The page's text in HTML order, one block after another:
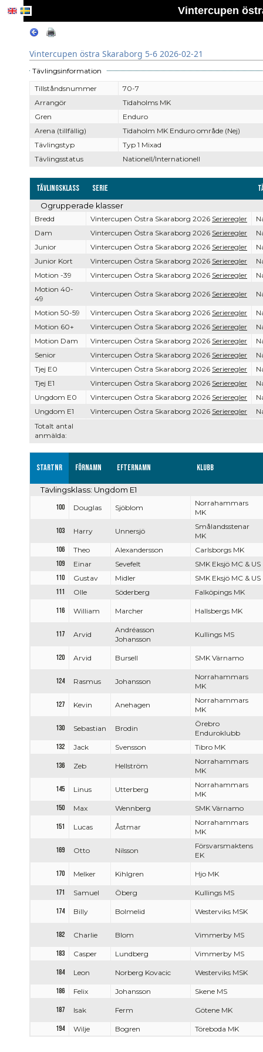
Vintercupen
Vintercupen östra Skaraborg 5-6 2026-02-21
Tävlingsinformation
Tillståndsnummer
70-7
Arrangör
Tidaholms MK
Gren
Enduro
Arena (tillfällig)
Tidaholm MK Enduro område (Nej)
Tävlingstyp
Typ 1 Mixad
Tävlingsstatus
Nationell/Internationell
Tävlingsklass Serie
Totalt antal
anmälda:
Ogrupperade klasser
Bredd Vintercupen Östra Skaraborg 2026 Serieregler
Dam
Vintercupen Östra Skaraborg 2026 Serieregler
Junior
Vintercupen Östra Skaraborg 2026 Serieregler
Junior Kort
Vintercupen Östra Skaraborg 2026 Serieregler
Motion -39
Vintercupen Östra Skaraborg 2026 Serieregler
Motion 40-
49
Vintercupen Östra Skaraborg 2026 Serieregler
Motion 50-59 Vintercupen Östra Skaraborg 2026 Serieregler
Motion 60+
Vintercupen Östra Skaraborg 2026 Serieregler
Motion Dam
Vintercupen Östra Skaraborg 2026 Serieregler
Senior
Vintercupen Östra Skaraborg 2026 Serieregler
Tjej E0
Vintercupen Östra Skaraborg 2026 Serieregler
Tjej E1
Vintercupen Östra Skaraborg 2026 Serieregler
Ungdom E0
Vintercupen Östra Skaraborg 2026 Serieregler
Ungdom E1
Vintercupen Östra Skaraborg 2026 Serieregler
Startnr Förnamn Efternamn Klubb
Tävlingsklass: Ungdom E1
100 Douglas Sjöblom
Norrahammars
MK
103 Harry Unnersjö
Smålandsstenar
MK
106
Theo Alexandersson
Carlsborgs MK
109
Einar Sevefelt
SMK Eksjö MC & US
110
Gustav Midler
SMK Eksjö MC & US
111
Olle Söderberg Falköpings MK
116 William Marcher Hallsbergs MK
117 Arvid
Andréasson
Johansson
Kullings MS
120 Arvid Bursell SMK Värnamo
124 Rasmus Johansson
Norrahammars
MK
127 Kevin Anehagen
Norrahammars
MK
130 Sebastian Brodin
Örebro
Enduroklubb
132
Jack Svensson Tibro MK
136 Zeb Hellström
Norrahammars
MK
145 Linus Utterberg
Norrahammars
MK
150
Max Wennberg SMK Värnamo
151 Lucas Åstmar
Norrahammars
MK
169 Otto Nilsson
Försvarsmaktens
EK
170 Melker Kihlgren Hjo MK
171 Samuel Öberg Kullings MS
174 Billy Bolmelid Westerviks MSK
182 Charlie Blom Vimmerby MS
183 Casper Lundberg Vimmerby MS
184 Leon Norberg Kovacic Westerviks MSK
186 Felix Johansson Skene MS
187 Isak Ferm Götene MK
194 Wilje Bogren Töreboda MK